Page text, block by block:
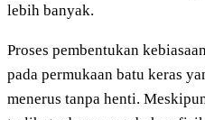
lebih banyak.
Proses pembentukan
pada permukaan batu keras
menerus tanpa henti.